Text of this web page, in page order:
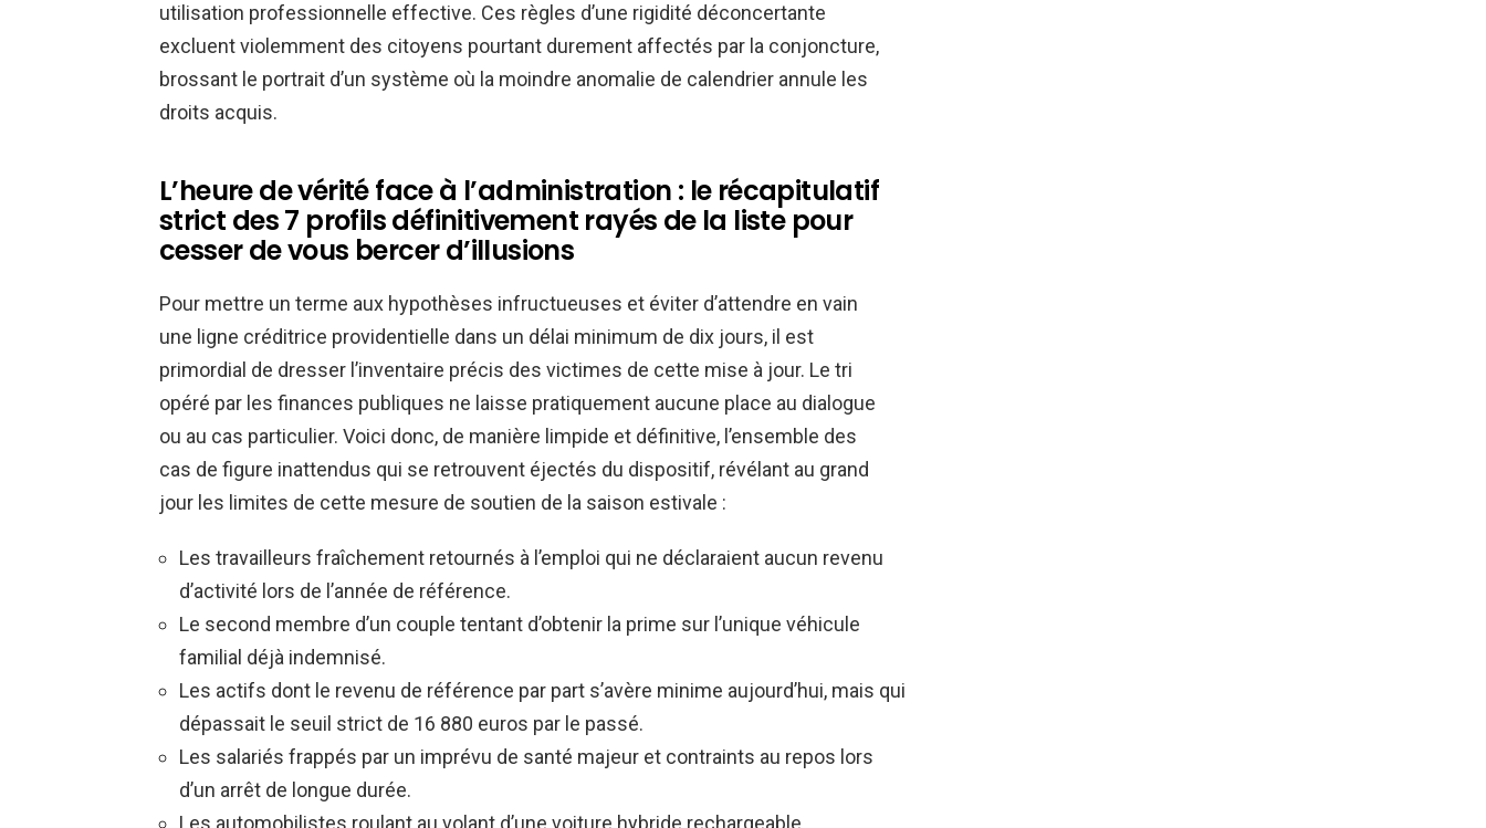
utilisation professionnelle effective. Ces règles d’une rigidité déconcertante
excluent violemment des citoyens pourtant durement affectés par la conjoncture,
brossant le portrait d’un système où la moindre anomalie de calendrier annule les
droits acquis.
L’heure de vérité face à l’administration : le récapitulatif
strict des 7 profils définitivement rayés de la liste pour
cesser de vous bercer d’illusions
Pour mettre un terme aux hypothèses infructueuses et éviter d’attendre en vain
une ligne créditrice providentielle dans un délai minimum de dix jours, il est
primordial de dresser l’inventaire précis des victimes de cette mise à jour. Le tri
opéré par les finances publiques ne laisse pratiquement aucune place au dialogue
ou au cas particulier. Voici donc, de manière limpide et définitive, l’ensemble des
cas de figure inattendus qui se retrouvent éjectés du dispositif, révélant au grand
jour les limites de cette mesure de soutien de la saison estivale :
Les travailleurs fraîchement retournés à l’emploi qui ne déclaraient aucun revenu
d’activité lors de l’année de référence.
Le second membre d’un couple tentant d’obtenir la prime sur l’unique véhicule
familial déjà indemnisé.
Les actifs dont le revenu de référence par part s’avère minime aujourd’hui, mais qui
dépassait le seuil strict de 16 880 euros par le passé.
Les salariés frappés par un imprévu de santé majeur et contraints au repos lors
d’un arrêt de longue durée.
Les automobilistes roulant au volant d’une voiture hybride rechargeable,